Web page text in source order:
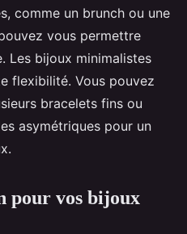
comme un brunch ou une
vous permettre
Les bijoux minimalistes
flexibilité. Vous pouvez
bracelets fins ou
asymétriques pour un
pour vos bijoux